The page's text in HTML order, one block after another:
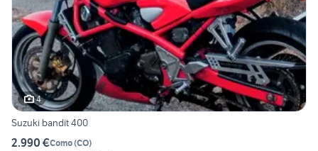
4
Suzuki bandit 400
2.990 €Como(CO)